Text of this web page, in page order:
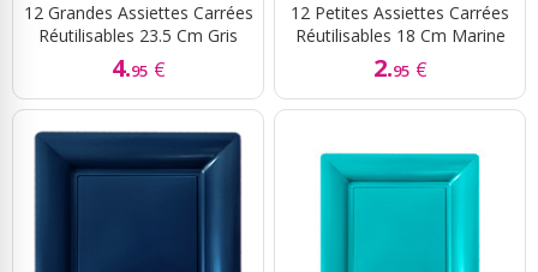
12 Grandes Assiettes Carrées
Réutilisables 23.5 Cm Gris
4.95 €
12 Petites Assiettes Carrées
Réutilisables 18 Cm Marine
2.95 €